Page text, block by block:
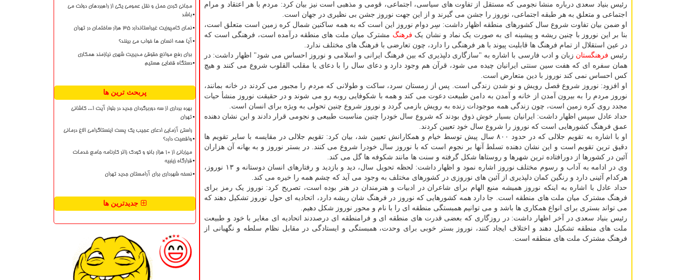
رئیس بنیاد سعدی درباره منشا نجومی که مستقل از تفاوت های سیاسی، اجتماعی، قومی و مذهبی است نیز بیان کرد: مردم با هر اعتقاد و مرام
اجتماعی و متعلق به هر طبقه اجتماعی، نوروز را جشن می گیرند و از این جهت نوروز جشن بی نظیری در جهان است.
او ضمن بیان تفاوت شروع سال کشورهای منطقه اظهار داشت: سِر دوام نوروز این است که به همه ساکنین شمال کره زمین است متعلق است،
بنا بر این نوروز با چنین ریشه و پیشینه ای به صورت یک نماد و نشان یک فرهنگ مشترک میان ملت های منطقه درآمده است، فرهنگی است که
در عین استقلال از تمام فرهنگ ها قابلیت پیوند با هر فرهنگی را دارد، چون تعارضی با فرهنگ های مختلف ندارد.
رئیس فرهنگستان زبان و ادب فارسی با اشاره به "سازگاری دلپذیری که بین فرهنگ ایرانی و اسلامی و نوروز احساس می شود" اظهار داشت: در
همان سفره ای که هفت سین سنتی ایرانیان چیده می شود، قرآن هم وجود دارد و دعای سال را با دعای یا مقلب القلوب شروع می کنند و هیچ
کس احساس نمی کند نوروز با دین متعارض است.
او افزود: نوروز شروع فصل رویش و نو شدن زندگی است. پس از زمستان سرد، ساکت و طولانی که مردم را مجبور می کردند در خانه بمانند،
نوروز مردم را به بیرون آمدن از خانه و آمدن به دامن طبیعت دعوت می کند و همه با شکوفایی روبه رو می شوند و در حقیقت نوروز منشأ حیات
مجدد روی کره زمین است، چون زندگی همه موجودات زنده به رویش بازمی گردد و نوروز شروع چنین تحولی به ویژه برای انسان است.
حداد عادل سپس اظهار داشت: ایرانیان بسیار خوش ذوق بودند که شروع سال خودرا چنین مناسبت طبیعی و نجومی قرار دادند و این نشان دهنده
عمق فرهنگ کشورهایی است که نوروز را شروع سال خود تعیین کردند.
او با اشاره به تقویم جلالی که در حدود ۸۰۰ سال پیش توسط خیام و همکارانش تعیین شد، بیان کرد: تقویم جلالی در مقایسه با سایر تقویم ها
دقیق ترین تقویم است و این نشان دهنده تسلط آنها بر نجوم است که با نوروز سال خودرا شروع می کنند. در بستر نوروز و به بهانه آن هزاران
آئین در کشورها از دورافتاده ترین شهرها و روستاها شکل گرفته و سنت ها مانند شکوفه ها گل می کند.
وی در ادامه به آداب و رسوم مختلف نوروز اشاره نمود و اظهار داشت: لحظه تحویل سال، دید و بازدید و رفتارهای انسان دوستانه و ۱۳ نوروز،
هرکدام آئینی دارد و رنگین کمان دلپذیری از آئین های نوروزی در کشورهای مختلف به وجود می آید که چشم همه را خیره می کند.
حداد عادل با اشاره به اینکه نوروز همیشه منبع الهام برای شاعران در ادبیات و هنرمندان در هنر بوده است، تصریح کرد: نوروز یک رمز برای
فرهنگ مشترک میان ملت های منطقه است. جا دارد همه کشورهایی که نوروز در فرهنگ شان ریشه دارد، اتحادیه ای حول نوروز تشکیل دهند که
می تواند بستری برای انواع همکاری ها باشد و می توانیم همبستگی منطقه ای را با نام و محور نوروز شکل دهیم.
رئیس بنیاد سعدی در آخر اظهار داشت: در روزگاری که بعضی قدرت های منطقه ای و فرامنطقه ای درصددند اتحادیه ای مغایر با خود و طبیعت
ملت های منطقه تشکیل دهند و اختلاف ایجاد کنند، نوروز بستر خوبی برای وحدت، همبستگی و ایستادگی در مقابل نظام سلطه و نگهبانی از
فرهنگ مشترک ملت های منطقه است.
مجانی کردن حمل و نقل عمومی یکی از راهبردهای دولت می
باشد
نمای کامپوزیت غیراستاندارد ۳۵ هزار ساختمان در تهران
آیا همه انسان ها خواب می بینند؟
برای رفع موانع حقوقی مدیریت شهری نیازمند همکاری
دستگاه قضایی هستیم
پربحث ترین ها
بهره برداری از سه دوربرگردان جدید در بلوار آیت ا... کاشانی
تهران
راستی آزمایی ادعای عجیب یک پست اینستاگرامی الاغ درمانی
واقعیت دارد؟
میزبانی از ۱۰ هزار بانو و کودک زائر کارنامه جامع خدمات
قرارگاه زینبیه
نسخه شهرداری برای آرامستان جدید تهران
جدیدترین ها